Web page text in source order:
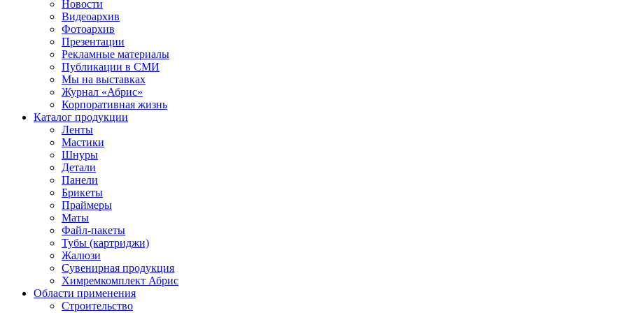
Новости
Видеоархив
Фотоархив
Презентации
Рекламные материалы
Публикации в СМИ
Мы на выставках
Журнал «Абрис»
Корпоративная жизнь
Каталог продукции
Ленты
Мастики
Шнуры
Детали
Панели
Брикеты
Праймеры
Маты
Файл-пакеты
Тубы (картриджи)
Жалюзи
Сувенирная продукция
Химремкомплект Абрис
Области применения
Строительство